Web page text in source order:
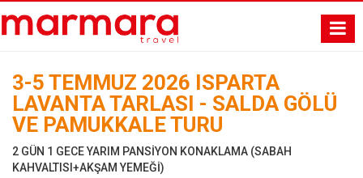
3-5 TEMMUZ 2026 ISPARTA
LAVANTA TARLASI - SALDA GÖLÜ
VE PAMUKKALE TURU
2 GÜN 1 GECE YARIM PANSİYON KONAKLAMA (SABAH
KAHVALTISI+AKŞAM YEMEĞİ)